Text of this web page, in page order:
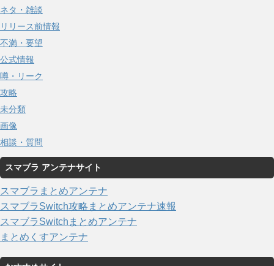
ネタ・雑談
リリース前情報
不満・要望
公式情報
噂・リーク
攻略
未分類
画像
相談・質問
スマブラ アンテナサイト
スマブラまとめアンテナ
スマブラSwitch攻略まとめアンテナ速報
スマブラSwitchまとめアンテナ
まとめくすアンテナ